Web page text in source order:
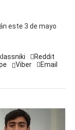
este 3 de mayo
Reddit
Viber Email